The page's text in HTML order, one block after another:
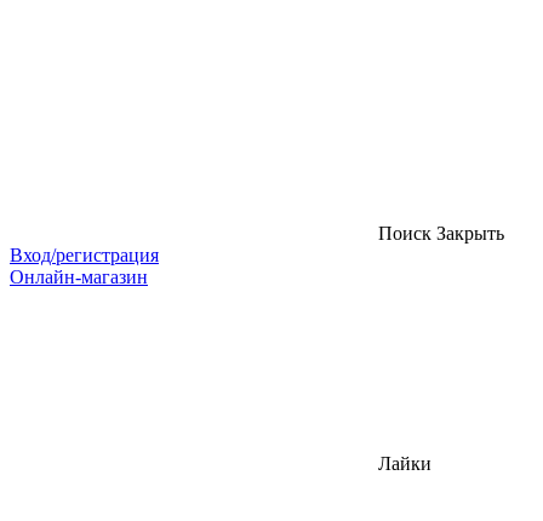
Поиск Закрыть
Вход/регистрация
Онлайн-магазин
Лайки